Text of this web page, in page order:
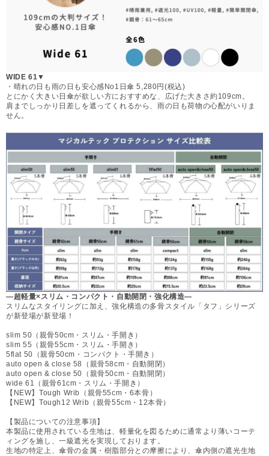
WIDE 61▼
・晴れの日も雨の日も安心感No1日傘 5,280円(税込)
とにかく大きい日傘が欲しい方におすすめな、広げた大きさ約109cm。
肩までしっかり日差しを遮ってくれるから、雨の日も荷物の心配がいりま
せん。
—超軽量×スリム・コンパクト・自動開閉・強化構造—
スリムなスタイリングに加え、強化構造の多骨スタイル「タフ」シリーズ
が新登場が新登場！
slim 50（親骨50cm・スリム・手開き）
slim 55（親骨55cm・スリム・手開き）
5flat 50（親骨50cm・コンパクト・手開き）
auto open & close 58（親骨58cm・自動開閉）
auto open & close 50（親骨50cm・自動開閉）
wide 61（親骨61cm・スリム・手開き）
【NEW】Tough Wrib（親骨55cm・6本骨）
【NEW】Tough12 Wrib（親骨55cm・12本骨）
【製品についての注意事項】
本製品に使用されている生地は、軽量化を図るために通常より薄いコーテ
ィングを施し、一級遮光を実現しております。
生地の特定上、傘骨の金属・樹脂部分との摩擦により、傘内側の遮光生地